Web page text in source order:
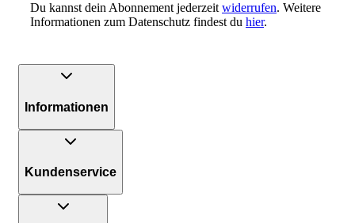
Du kannst dein Abonnement jederzeit widerrufen. Weitere
Informationen zum Datenschutz findest du hier.
Informationen
Kundenservice